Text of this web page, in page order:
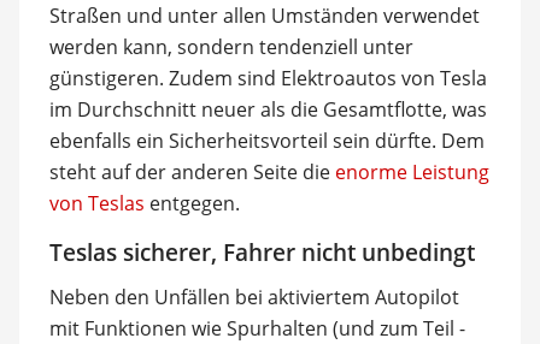
Straßen und unter allen Umständen verwendet
werden kann, sondern tendenziell unter
günstigeren. Zudem sind Elektroautos von Tesla
im Durchschnitt neuer als die Gesamtflotte, was
ebenfalls ein Sicherheitsvorteil sein dürfte. Dem
steht auf der anderen Seite die enorme Leistung
von Teslas entgegen.
Teslas sicherer, Fahrer nicht unbedingt
Neben den Unfällen bei aktiviertem Autopilot
mit Funktionen wie Spurhalten (und zum Teil -